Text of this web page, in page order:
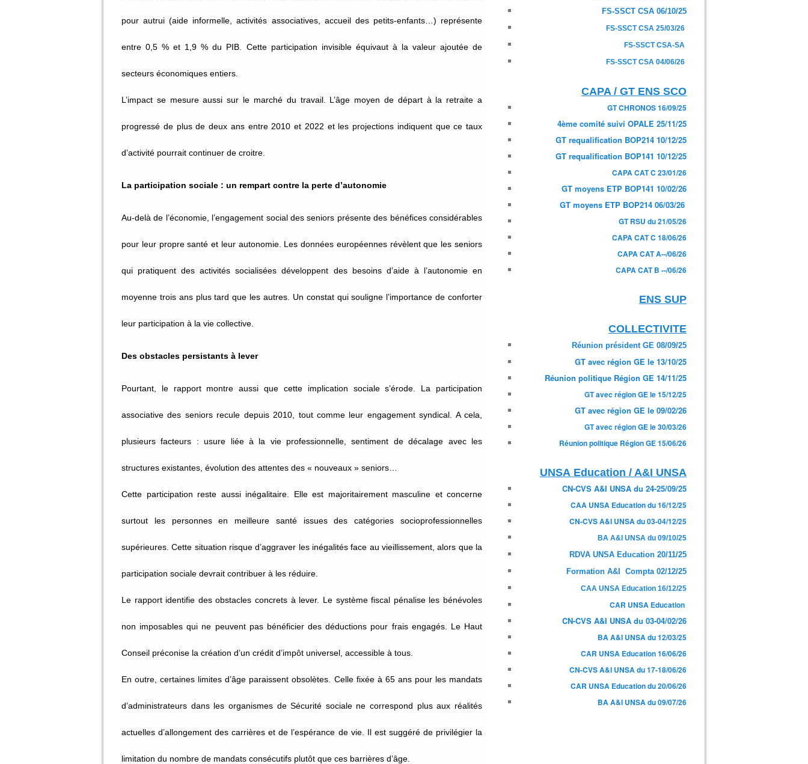
pour autrui (aide informelle, activités associatives, accueil des petits-enfants…) représente
entre 0,5 % et 1,9 % du PIB. Cette participation invisible équivaut à la valeur ajoutée de
secteurs économiques entiers.
L’impact se mesure aussi sur le marché du travail. L’âge moyen de départ à la retraite a
progressé de plus de deux ans entre 2010 et 2022 et les projections indiquent que ce taux
d’activité pourrait continuer de croitre.
La participation sociale : un rempart contre la perte d’autonomie
Au-delà de l’économie, l’engagement social des seniors présente des bénéfices considérables
pour leur propre santé et leur autonomie. Les données européennes révèlent que les seniors
qui pratiquent des activités socialisées développent des besoins d’aide à l’autonomie en
moyenne trois ans plus tard que les autres. Un constat qui souligne l’importance de conforter
leur participation à la vie collective.
Des obstacles persistants à lever
Pourtant, le rapport montre aussi que cette implication sociale s’érode. La participation
associative des seniors recule depuis 2010, tout comme leur engagement syndical. A cela,
plusieurs facteurs : usure liée à la vie professionnelle, sentiment de décalage avec les
structures existantes, évolution des attentes des « nouveaux » seniors…
Cette participation reste aussi inégalitaire. Elle est majoritairement masculine et concerne
surtout les personnes en meilleure santé issues des catégories socioprofessionnelles
supérieures. Cette situation risque d’aggraver les inégalités face au vieillissement, alors que la
participation sociale devrait contribuer à les réduire.
Le rapport identifie des obstacles concrets à lever. Le système fiscal pénalise les bénévoles
non imposables qui ne peuvent pas bénéficier des déductions pour frais engagés. Le Haut
Conseil préconise la création d’un crédit d’impôt universel, accessible à tous.
En outre, certaines limites d’âge paraissent obsolètes. Celle fixée à 65 ans pour les mandats
d’administrateurs dans les organismes de Sécurité sociale ne correspond plus aux réalités
actuelles d’allongement des carrières et de l’espérance de vie. Il est suggéré de privilégier la
limitation du nombre de mandats consécutifs plutôt que ces barrières d’âge.
FS-SSCT CSA 06/10/25
FS-SSCT CSA 25/03/26
FS-SSCT CSA-SA
FS-SSCT CSA 04/06/26
CAPA / GT ENS SCO
GT CHRONOS 16/09/25
4ème comité suivi OPALE 25/11/25
GT requalification BOP214 10/12/25
GT requalification BOP141 10/12/25
CAPA CAT C 23/01/26
GT moyens ETP BOP141 10/02/26
GT moyens ETP BOP214 06/03/26
GT RSU du 21/05/26
CAPA CAT C 18/06/26
CAPA CAT A--/06/26
CAPA CAT B --/06/26
ENS SUP
COLLECTIVITE
Réunion président GE 08/09/25
GT avec région GE le 13/10/25
Réunion politique Région GE 14/11/25
GT avec région GE le 15/12/25
GT avec région GE le 09/02/26
GT avec région GE le 30/03/26
Réunion politique Région GE 15/06/26
UNSA Education / A&I UNSA
CN-CVS A&I UNSA du 24-25/09/25
CAA UNSA Education du 16/12/25
CN-CVS A&I UNSA du 03-04/12/25
BA A&I UNSA du 09/10/25
RDVA UNSA Education 20/11/25
Formation A&I Compta 02/12/25
CAA UNSA Education 16/12/25
CAR UNSA Education
CN-CVS A&I UNSA du 03-04/02/26
BA A&I UNSA du 12/03/25
CAR UNSA Education 16/06/26
CN-CVS A&I UNSA du 17-18/06/26
CAR UNSA Education du 20/06/26
BA A&I UNSA du 09/07/26